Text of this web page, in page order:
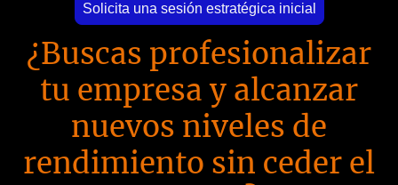
Solicita una sesión estratégica inicial
¿Buscas profesionalizar
tu empresa y alcanzar
nuevos niveles de
rendimiento sin ceder el